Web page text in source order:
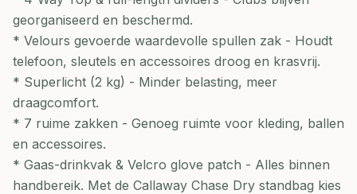
georganiseerd en beschermd.
* Velours gevoerde waardevolle spullen zak - Houdt
telefoon, sleutels en accessoires droog en krasvrij.
* Superlicht (2 kg) - Minder belasting, meer
draagcomfort.
* 7 ruime zakken - Genoeg ruimte voor kleding, ballen
en accessoires.
* Gaas-drinkvak & Velcro glove patch - Alles binnen
handbereik. Met de Callaway Chase Dry standbag kies